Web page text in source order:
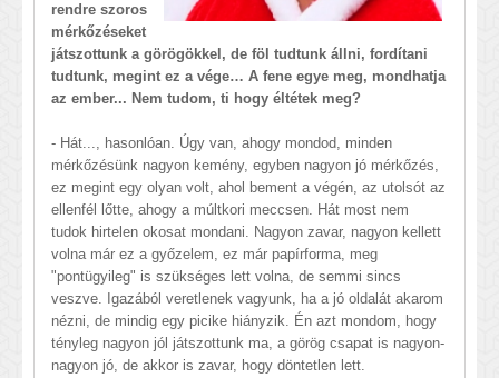
rendre szoros
mérkőzéseket
játszottunk a görögökkel, de föl tudtunk állni, fordítani
tudtunk, megint ez a vége… A fene egye meg, mondhatja
az ember... Nem tudom, ti hogy éltétek meg?
- Hát..., hasonlóan. Úgy van, ahogy mondod, minden
mérkőzésünk nagyon kemény, egyben nagyon jó mérkőzés,
ez megint egy olyan volt, ahol bement a végén, az utolsót az
ellenfél lőtte, ahogy a múltkori meccsen. Hát most nem
tudok hirtelen okosat mondani. Nagyon zavar, nagyon kellett
volna már ez a győzelem, ez már papírforma, meg
"pontügyileg" is szükséges lett volna, de semmi sincs
veszve. Igazából veretlenek vagyunk, ha a jó oldalát akarom
nézni, de mindig egy picike hiányzik. Én azt mondom, hogy
tényleg nagyon jól játszottunk ma, a görög csapat is nagyon-
nagyon jó, de akkor is zavar, hogy döntetlen lett.